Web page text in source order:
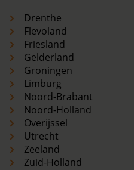
Drenthe
Flevoland
Friesland
Gelderland
Groningen
Limburg
Noord-Brabant
Noord-Holland
Overijssel
Utrecht
Zeeland
Zuid-Holland